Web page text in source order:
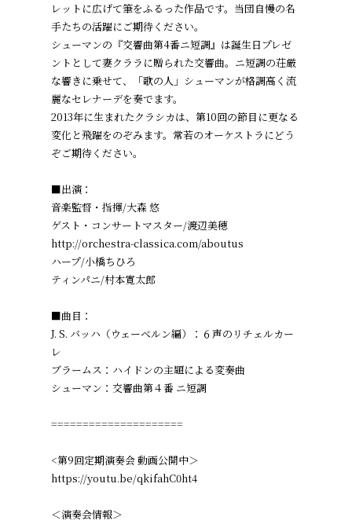
レットに広げて筆をふるった作品です。当団自慢の名
手たちの活躍にご期待ください。
シューマンの『交響曲第4番ニ短調』は誕生日プレゼ
ントとして妻クララに贈られた交響曲。ニ短調の荘厳
な響きに乗せて、「歌の人」シューマンが格調高く流
麗なセレナーデを奏でます。
2013年に生まれたクラシカは、第10回の節目に更なる
変化と飛躍をのぞみます。常若のオーケストラにどう
ぞご期待ください。
■出演：
音楽監督・指揮/大森 悠
ゲスト・コンサートマスター/渡辺美穂
http://orchestra-classica.com/aboutus
ハープ/小橋ちひろ
ティンパニ/村本寛太郎
■曲目：
J. S. バッハ（ウェーベルン編）：６声のリチェルカー
レ
ブラームス：ハイドンの主題による変奏曲
シューマン：交響曲第４番 ニ短調
=====================
<第9回定期演奏会 動画公開中＞
https://youtu.be/qkifahC0ht4
＜演奏会情報＞